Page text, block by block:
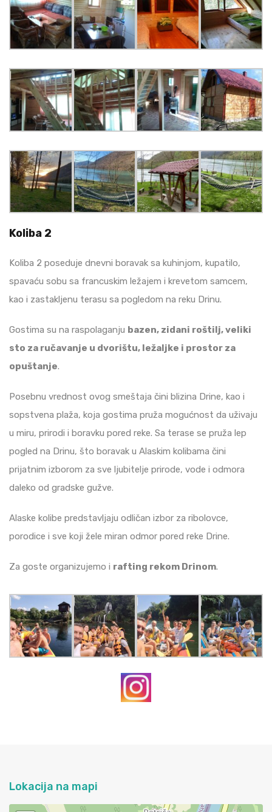
Koliba 2
Koliba 2 poseduje dnevni boravak sa kuhinjom, kupatilo,
spavaću sobu sa francuskim ležajem i krevetom samcem,
kao i zastakljenu terasu sa pogledom na reku Drinu.
Gostima su na raspolaganju bazen, zidani roštilj, veliki
sto za ručavanje u dvorištu, ležaljke i prostor za
opuštanje.
Posebnu vrednost ovog smeštaja čini blizina Drine, kao i
sopstvena plaža, koja gostima pruža mogućnost da uživaju
u miru, prirodi i boravku pored reke. Sa terase se pruža lep
pogled na Drinu, što boravak u Alaskim kolibama čini
prijatnim izborom za sve ljubitelje prirode, vode i odmora
daleko od gradske gužve.
Alaske kolibe predstavljaju odličan izbor za ribolovce,
porodice i sve koji žele miran odmor pored reke Drine.
Za goste organizujemo i rafting rekom Drinom.
Lokacija na mapi